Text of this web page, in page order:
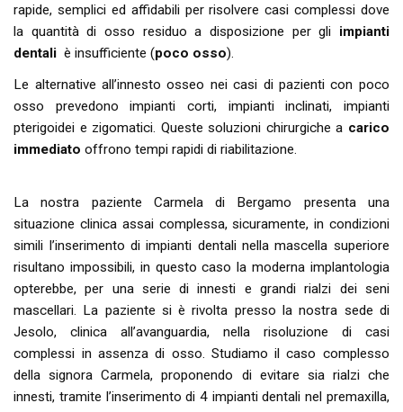
rapide, semplici ed affidabili per risolvere casi complessi dove
la quantità di osso residuo a disposizione per gli impianti
dentali è insufficiente (poco osso).
Le alternative all’innesto osseo nei casi di pazienti con poco
osso prevedono impianti corti, impianti inclinati, impianti
pterigoidei e zigomatici. Queste soluzioni chirurgiche a carico
immediato offrono tempi rapidi di riabilitazione.
La nostra paziente Carmela di Bergamo presenta una
situazione clinica assai complessa, sicuramente, in condizioni
simili l’inserimento di impianti dentali nella mascella superiore
risultano impossibili, in questo caso la moderna implantologia
opterebbe, per una serie di innesti e grandi rialzi dei seni
mascellari. La paziente si è rivolta presso la nostra sede di
Jesolo, clinica all’avanguardia, nella risoluzione di casi
complessi in assenza di osso. Studiamo il caso complesso
della signora Carmela, proponendo di evitare sia rialzi che
innesti, tramite l’inserimento di 4 impianti dentali nel premaxilla,